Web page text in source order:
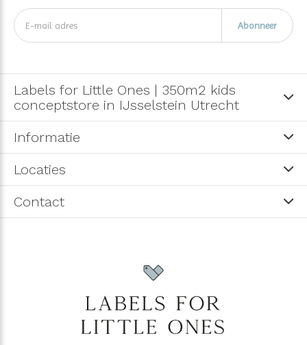
Abonneer
Labels for Little Ones | 350m2 kids
conceptstore in IJsselstein Utrecht
Informatie
Locaties
Contact